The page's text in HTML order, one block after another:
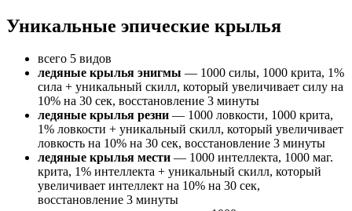
Уникальные эпические крылья
всего 5 видов
ледяные крылья энигмы — 1000 силы, 1000 крита, 1%
сила + уникальный скилл, который увеличивает силу на
10% на 30 сек, восстановление 3 минуты
ледяные крылья резни — 1000 ловкости, 1000 крита,
1% ловкости + уникальный скилл, который увеличивает
ловкость на 10% на 30 сек, восстановление 3 минуты
ледяные крылья мести — 1000 интеллекта, 1000 маг.
крита, 1% интеллекта + уникальный скилл, который
увеличивает интеллект на 10% на 30 сек,
восстановление 3 минуты